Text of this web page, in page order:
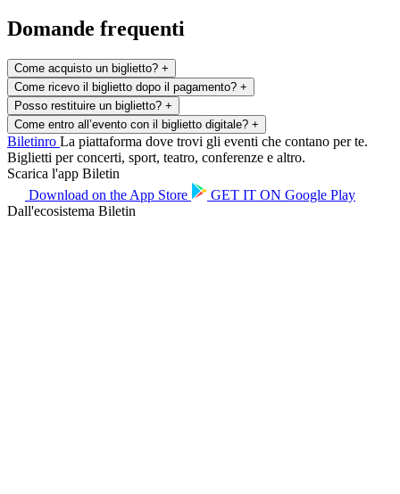
Domande frequenti
Come acquisto un biglietto? +
Come ricevo il biglietto dopo il pagamento? +
Posso restituire un biglietto? +
Come entro all’evento con il biglietto digitale? +
Biletinro La piattaforma dove trovi gli eventi che contano per te.
Biglietti per concerti, sport, teatro, conferenze e altro.
Scarica l'app Biletin
Download on the App Store GET IT ON Google Play
Dall'ecosistema Biletin